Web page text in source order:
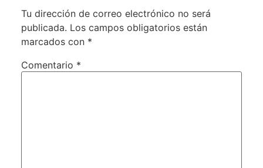
Tu dirección de correo electrónico no será
publicada. Los campos obligatorios están
marcados con *
Comentario *